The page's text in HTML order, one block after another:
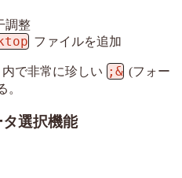
調整
ファイルを追加
内で非常に珍しい ;& (フォー
。
選択機能